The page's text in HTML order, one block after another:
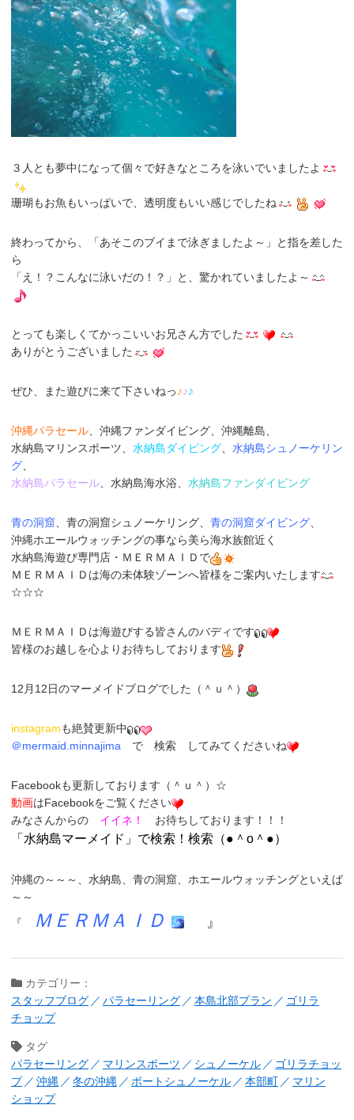
３人とも夢中になって個々で好きなところを泳いでいましたよ
珊瑚もお魚もいっぱいで、透明度もいい感じでしたね
終わってから、 「あそこのブイまで泳ぎましたよ～」
と指を差した
ら
「え！？こんなに泳いだの！？」と、驚かれていましたよ～
とっても楽しくてかっこいいお兄さん方でした
ありがとうございました
ぜひ、また遊びに来て下さいねっ♪♪♪
沖縄パラセール、沖縄ファンダイビング、沖縄離島、
水納島マリンスポーツ、 水納島ダイビング、 水納島シュノーケリン
グ、
水納島パラセール、水納島海水浴、 水納島ファンダイビング
青の洞窟、青の洞窟シュノーケリング、 青の洞窟ダイビング、
沖縄ホエールウォッチングの事なら美ら海水族館近く
水納島海遊び専門店 ・ ＭＥＲＭＡＩＤ で
ＭＥＲＭＡＩＤは海の未体験ゾーンへ皆様をご案内いたします
☆☆☆
ＭＥＲＭＡＩＤは海遊びする皆さんのバディです
皆様のお越しを心よりお待ちしております
12月12日のマーメイドブログでした（＾ｕ＾）
instagramも絶賛更新中
＠mermaid.minnajima で 検索 してみてくださいね
Facebookも更新しております（＾ｕ＾）☆
動画はFacebookをご覧ください
みなさんからの イイネ！ お待ちしております！！！
「 水納島マーメイド 」 で検索！検索（●＾o＾●）
沖縄の～～～、 水納島、 青の洞窟、 ホエールウォッチングといえば
～～
『 ＭＥＲＭＡＩＤ 』
カテゴリー：
スタッフブログ
パラセーリング 本島北部プラン
ゴリラ
チョップ
タグ
パラセーリング
マリンスポーツ シュノーケル
ゴリラチョッ
プ
沖縄 冬の沖縄 ボートシュノーケル 本部町
マリン
ショップ